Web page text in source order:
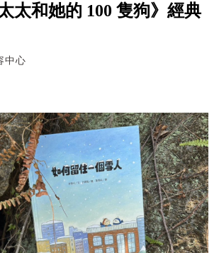
太和她的 100 隻狗》經典
中心